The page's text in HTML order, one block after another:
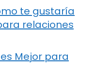
te gustaría
relaciones
Mejor para